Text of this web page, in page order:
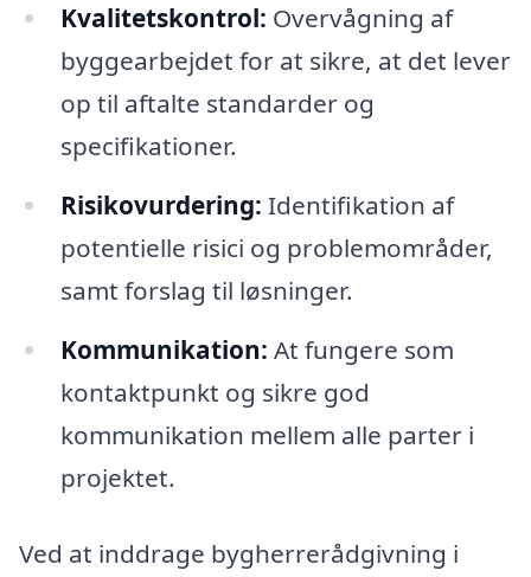
Kvalitetskontrol: Overvågning af
byggearbejdet for at sikre, at det lever
op til aftalte standarder og
specifikationer.
Risikovurdering: Identifikation af
potentielle risici og problemområder,
samt forslag til løsninger.
Kommunikation: At fungere som
kontaktpunkt og sikre god
kommunikation mellem alle parter i
projektet.
Ved at inddrage bygherrerådgivning i